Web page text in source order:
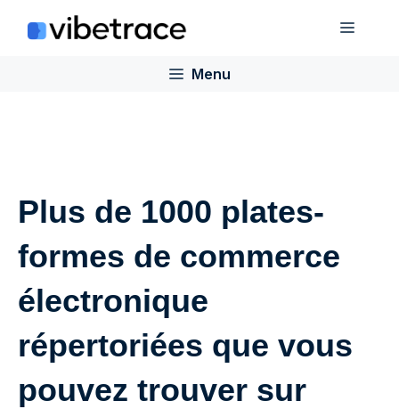
Menu
Menu
Plus de 1000 plates-
formes de commerce
électronique
répertoriées que vous
pouvez trouver sur